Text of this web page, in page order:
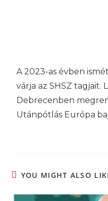
A 2023-as évben
várja az SHSZ tagjait.
Debrecenben
Utánpótlás Európa
YOU MIGHT ALSO